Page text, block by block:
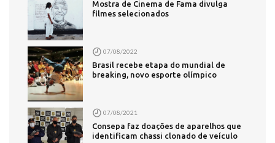
Mostra de Cinema de Fama divulga
filmes selecionados
07/08/2022
Brasil recebe etapa do mundial de
breaking, novo esporte olímpico
07/08/2021
Consepa faz doações de aparelhos que
identificam chassi clonado de veículo